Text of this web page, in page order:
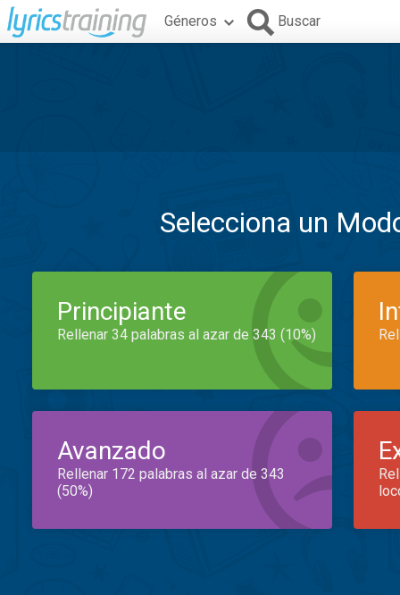
Géneros Buscar
Selecciona un
Principiante
Rellenar 34 palabras al azar de 343 (10%)
Avanzado
Rellenar 172 palabras al azar de 343
(50%)